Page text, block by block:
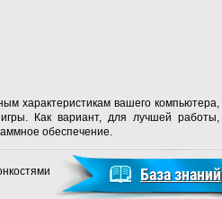
характеристикам вашего компьютера,
Как вариант, для лучшей работы,
обеспечение.
База знаний